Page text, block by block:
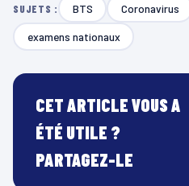
SUJETS : BTS Coronavirus
examens nationaux
CET ARTICLE VOUS A
ÉTÉ UTILE ?
PARTAGEZ-LE